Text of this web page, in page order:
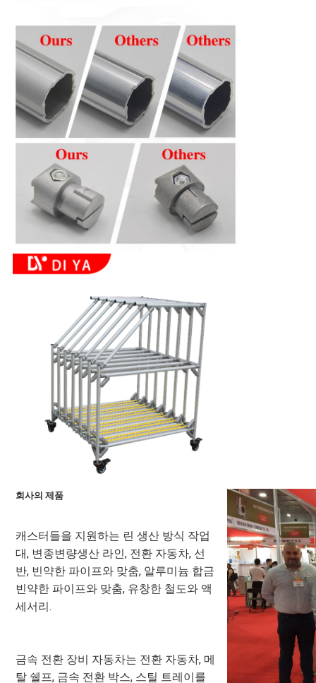
회사의 제품
캐스터들을 지원하는 린 생산 방식 작업
대, 변종변량생산 라인, 전환 자동차, 선
반, 빈약한 파이프와 맞춤, 알루미늄 합금
빈약한 파이프와 맞춤, 유창한 철도와 액
세서리.
금속 전환 장비 자동차는 전환 자동차, 메
탈 쉘프, 금속 전환 박스, 스틸 트레이를